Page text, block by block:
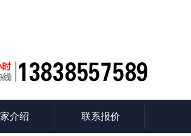
介绍 联系报价